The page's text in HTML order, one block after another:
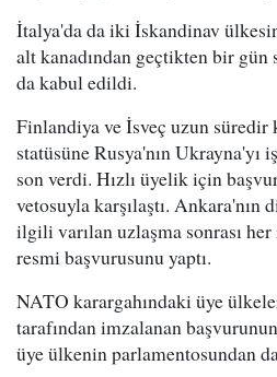
İtalya'da da iki İskandinav
alt kanadından geçtikten bir gün
da kabul edildi.
Finlandiya ve İsveç uzun süredir
statüsüne Rusya'nın Ukrayna'yı
son verdi. Hızlı üyelik için
vetosuyla karşılaştı.
ilgili varılan uzlaşma sonrası
resmi başvurusunu yaptı.
NATO karargahındaki üye
tarafından imzalanan
üye ülkenin parlamentosundan